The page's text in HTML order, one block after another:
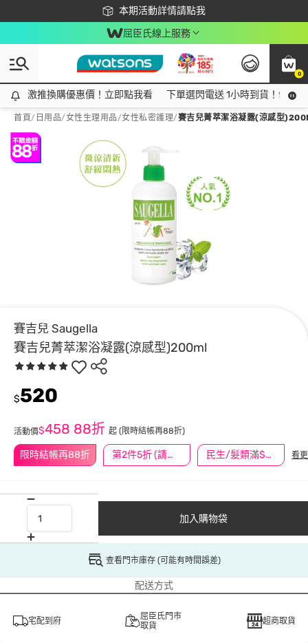
本期活動詳情請點我
下載app最高回饋$350
屈臣氏線上服務
0
激推換購優惠價！立即點我看
激推換購優惠價！立即點我看 下單選閃電送 1小時到貨！領神
首頁/ 日用品/女性生理用品/女性私密護理/賽吉兒菁萃潔浴凝露(涼感型
賽吉兒 Saugella
賽吉兒菁萃潔浴凝露(涼感型)200ml
限時結帳再88折 第2件5折 (請任選2件商品) 民生/髮類滿$388送舒潔冰巾 看
$520
活動價$458 88折 起 (限時結帳再88折)
加入購物袋
查看門市庫存 (可能有時間誤差)
配送方式
宅配到府
屈臣氏門市
取貨
超商取貨